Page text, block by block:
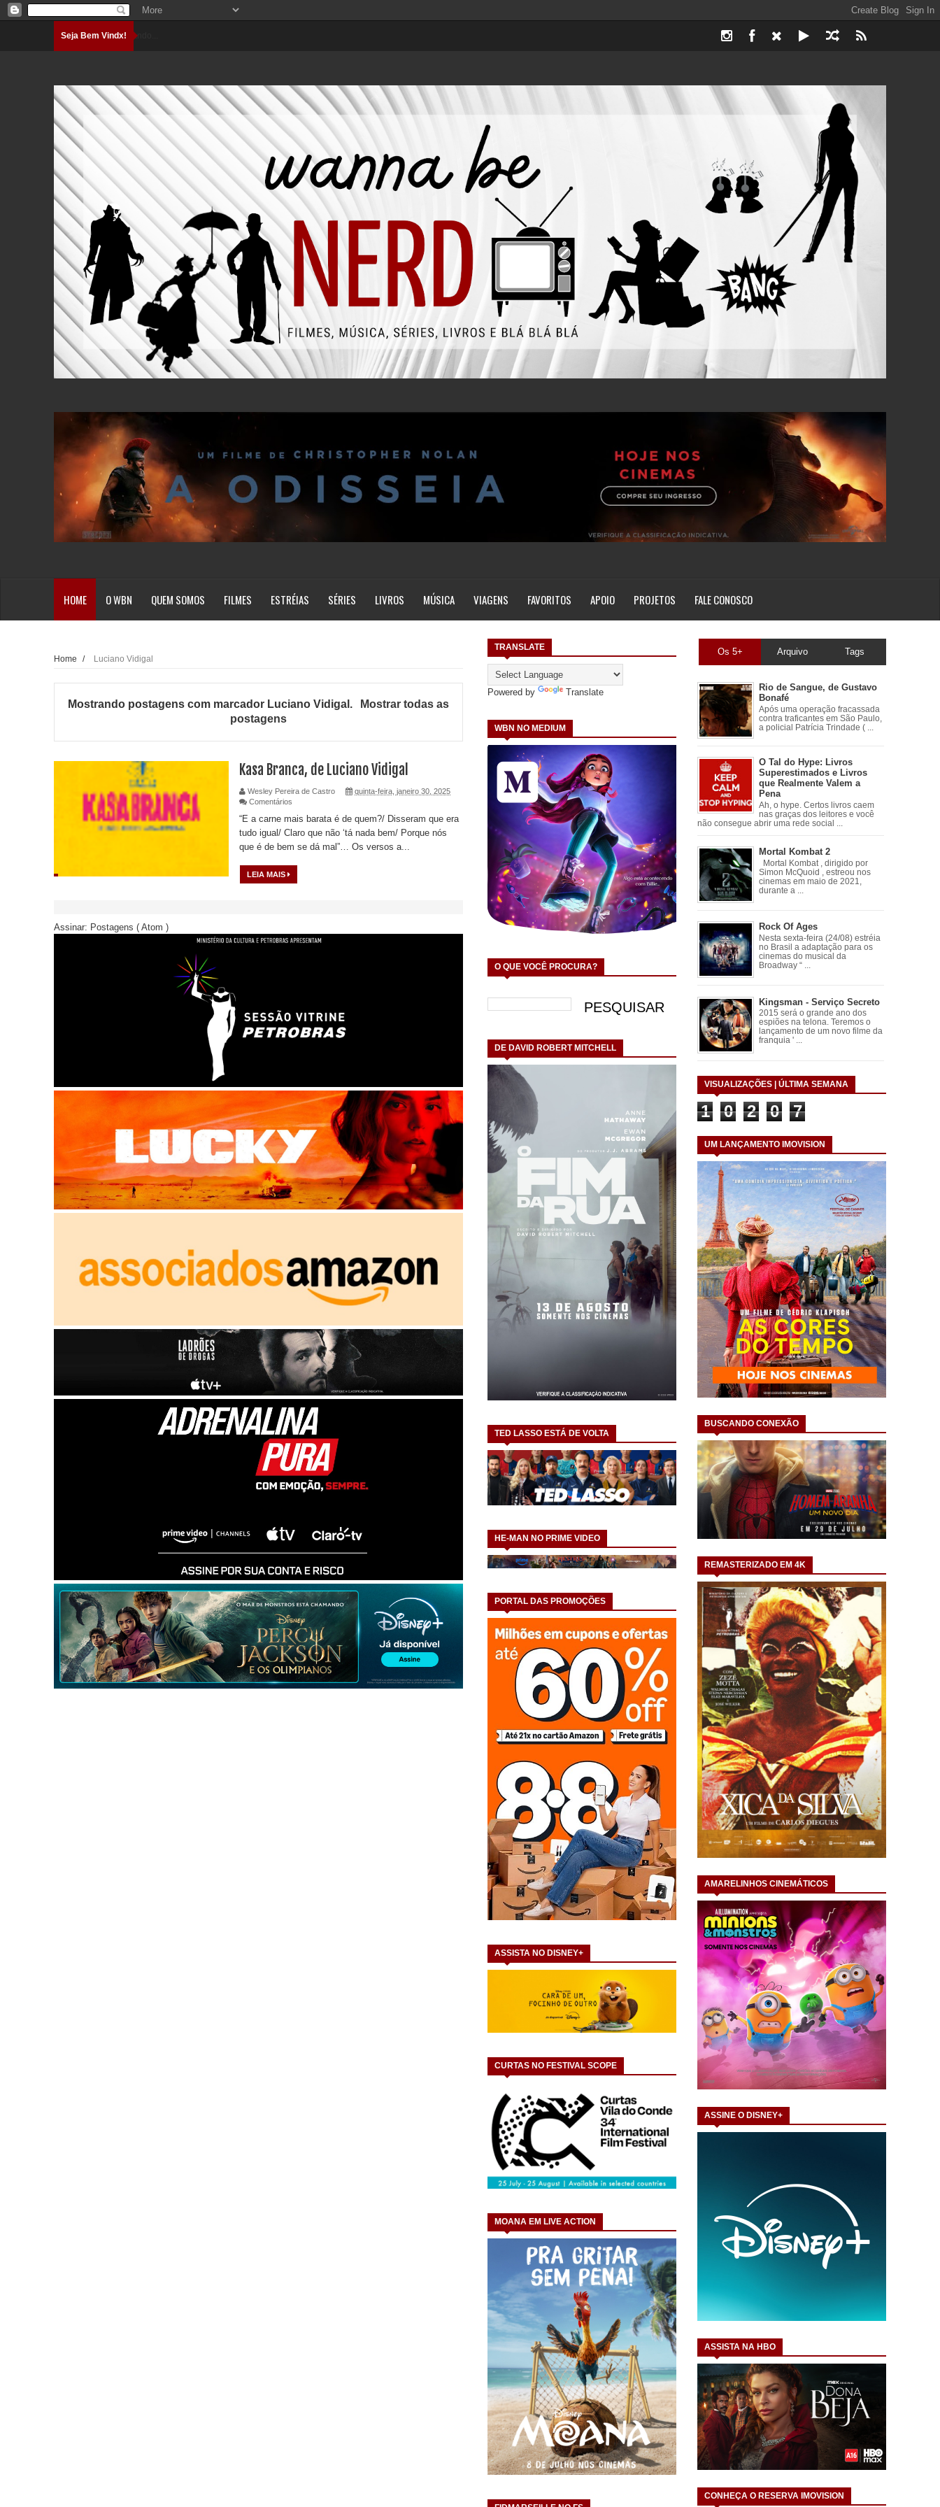
Seja Bem Vindx!Carregando...
HOME O WBN QUEM SOMOS FILMES ESTRÉIAS SÉRIES LIVROS MÚSICA VIAGENS FAVORITOS APOIO PROJETOS FALE CONOSCO
TRANSLATE
Powered by Translate
WBN NO MEDIUM
O QUE VOCÊ PROCURA?
DE DAVID ROBERT MITCHELL
TED LASSO ESTÁ DE VOLTA
HE-MAN NO PRIME VIDEO
PORTAL DAS PROMOÇÕES
ASSISTA NO DISNEY+
CURTAS NO FESTIVAL SCOPE
MOANA EM LIVE ACTION
Home / Luciano Vidigal
Mostrando postagens com marcador Luciano Vidigal .
Mostrar todas as
postagens
Kasa Branca, de Luciano Vidigal
Wesley Pereira de Castro
quinta-feira, janeiro 30, 2025
Comentários
“E a carne mais barata é de quem?/ Disseram que era
tudo igual/ Claro que não ‘tá nada bem/ Porque nós
que é de bem se dá mal”… Os versos a...
LEIA MAIS
Assinar: Postagens ( Atom )
Os 5+ Arquivo Tags
Rio de Sangue, de Gustavo
Bonafé
Após uma operação fracassada
contra traficantes em São Paulo,
a policial Patrícia Trindade ( ...
O Tal do Hype: Livros
Superestimados e Livros
que Realmente Valem a
Pena
Ah, o hype. Certos livros caem
nas graças dos leitores e você
não consegue abrir uma rede social ...
Mortal Kombat 2
Mortal Kombat , dirigido por
Simon McQuoid , estreou nos
cinemas em maio de 2021,
durante a ...
Rock Of Ages
Nesta sexta-feira (24/08) estréia
no Brasil a adaptação para os
cinemas do musical da
Broadway “ ...
Kingsman - Serviço Secreto
2015 será o grande ano dos
espiões na telona. Teremos o
lançamento de um novo filme da
franquia ' ...
VISUALIZAÇÕES | ÚLTIMA SEMANA
1 0 2 0 7
UM LANÇAMENTO IMOVISION
BUSCANDO CONEXÃO
REMASTERIZADO EM 4K
AMARELINHOS CINEMÁTICOS
ASSINE O DISNEY+
ASSISTA NA HBO
CONHEÇA O RESERVA IMOVISION